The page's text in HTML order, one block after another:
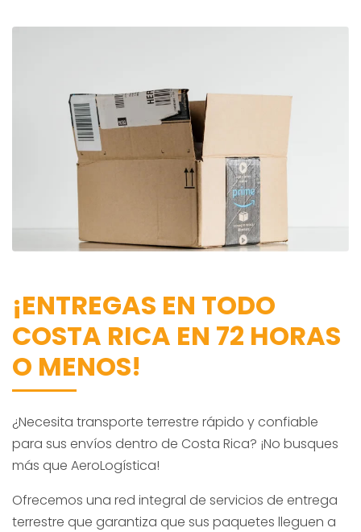
¡ENTREGAS EN TODO
COSTA RICA EN 72 HORAS
O MENOS!
¿Necesita transporte terrestre rápido y confiable
para sus envíos dentro de Costa Rica? ¡No busques
más que AeroLogística!
Ofrecemos una red integral de servicios de entrega
terrestre que garantiza que sus paquetes lleguen a